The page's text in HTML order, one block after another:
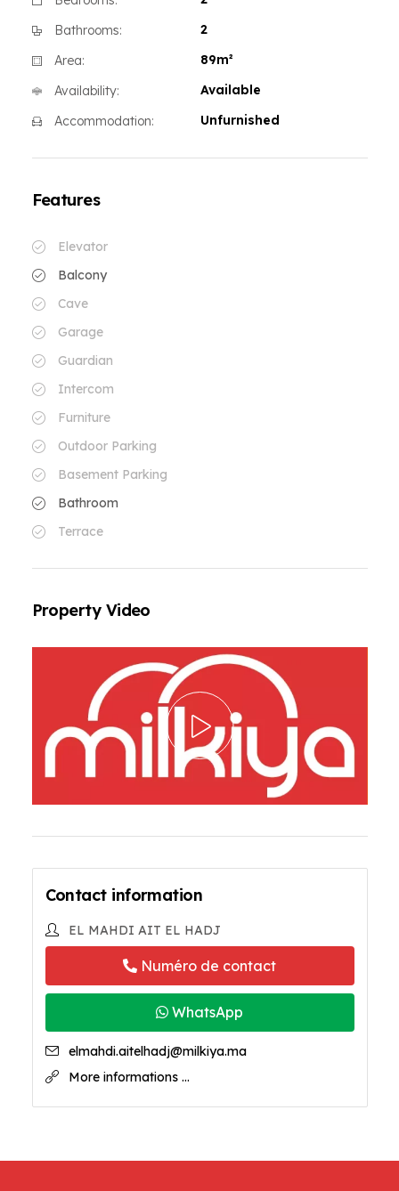
Bathrooms:
2
Area:
89m²
Availability:
Available
Accommodation:
Unfurnished
Features
Elevator
Balcony
Cave
Garage
Guardian
Intercom
Furniture
Outdoor Parking
Basement Parking
Bathroom
Terrace
Property Video
Contact information
EL MAHDI AIT EL HADJ
Numéro de contact
WhatsApp
elmahdi.aitelhadj@milkiya.ma
More informations ...